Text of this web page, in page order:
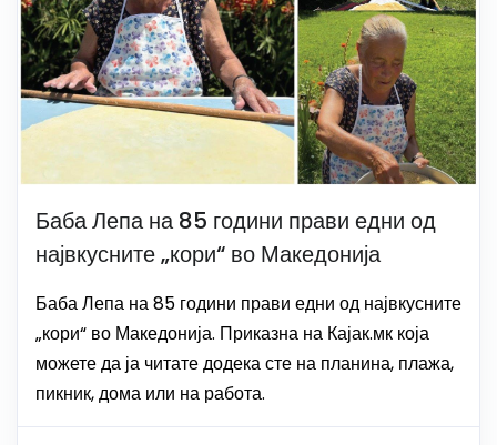
Баба Лепа на 85 години прави едни од
највкусните „кори“ во Македонија
Баба Лепа на 85 години прави едни од највкусните
„кори“ во Македонија. Приказна на Кајак.мк која
можете да ја читате додека сте на планина, плажа,
пикник, дома или на работа.